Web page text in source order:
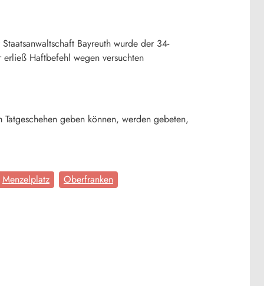
Bayreuth wurde der 34-
erließ Haftbefehl wegen versuchten
geben können, werden gebeten,
Menzelplatz
Oberfranken